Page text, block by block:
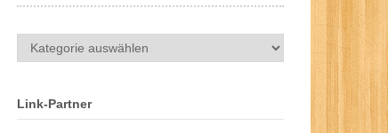
Kategorien
Link-Partner